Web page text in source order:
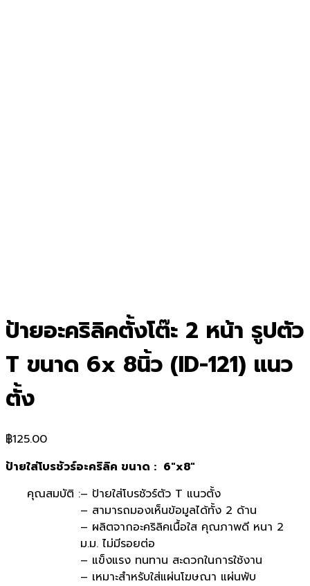
ป้ายอะคริลิคตั้งโต๊ะ 2 หน้า รูปตัว
T ขนาด 6x 8นิ้ว (ID-121) แนว
ตั้ง
฿125.00
ป้ายใส่โบรชัวร์อะคริลิค ขนาด : 6″x8″
คุณสมบัติ :– ป้ายใส่โบรชัวร์ตัว T แนวตั้ง
– สามารถมองเห็นข้อมูลได้ทั้ง 2 ด้าน
– ผลิตจากอะคริลิคเนื้อใส คุณภาพดี หนา 2
ม.ม. ไม่มีรอยต่อ
– แข็งแรง ทนทาน สะดวกในการใช้งาน
– เหมาะสำหรับใส่แผ่นโฆษณา แผ่นพับ